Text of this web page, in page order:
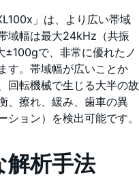
」は、より広い帯域
域幅は最大24kHz（共振
で、非常に優れたノ
す。帯域幅が広いことか
回転機械で生じる大半の故
、擦れ、緩み、歯車の異
ョン）を検出可能です。
解析手法